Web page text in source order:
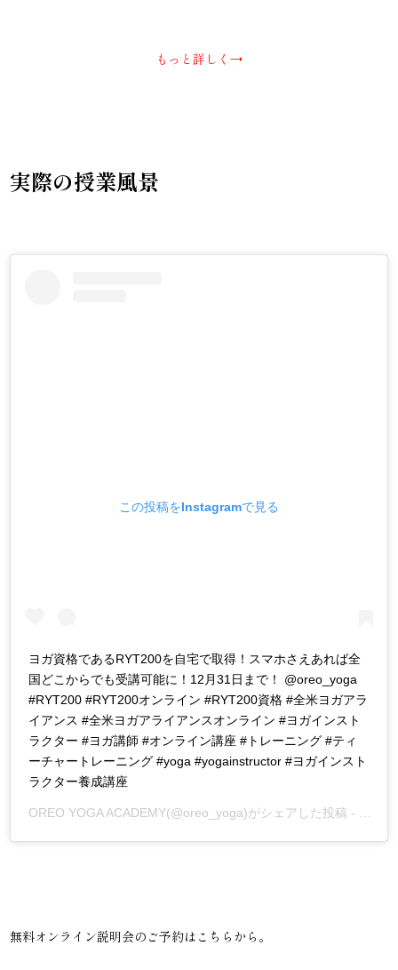
もっと詳しく→
実際の授業風景
この投稿をInstagramで見る
ヨガ資格であるRYT200を自宅で取得！スマホさえあれば全
国どこからでも受講可能に！12月31日まで！ @oreo_yoga
#RYT200 #RYT200オンライン #RYT200資格 #全米ヨガアラ
イアンス #全米ヨガアライアンスオンライン #ヨガインスト
ラクター #ヨガ講師 #オンライン講座 #トレーニング #ティ
ーチャートレーニング #yoga #yogainstructor #ヨガインスト
ラクター養成講座
OREO YOGA ACADEMY(@oreo_yoga)がシェアした投稿 -
無料オンライン説明会のご予約は こちら から。